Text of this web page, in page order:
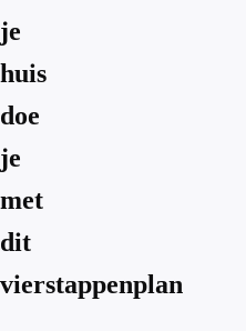
je
huis
doe
je
met
dit
vierstappenplan